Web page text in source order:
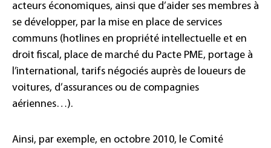
acteurs économiques, ainsi que d’aider ses membres à
se développer, par la mise en place de services
communs (hotlines en propriété intellectuelle et en
droit fiscal, place de marché du Pacte PME, portage à
l’international, tarifs négociés auprès de loueurs de
voitures, d’assurances ou de compagnies
aériennes…).
Ainsi, par exemple, en octobre 2010, le Comité